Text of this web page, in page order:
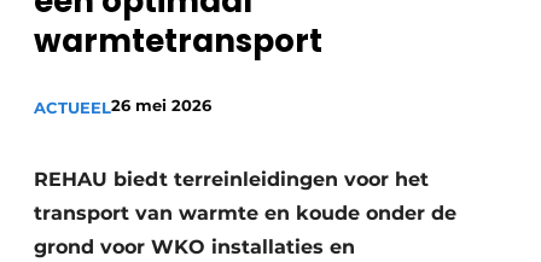
Vacature aanmelden
Video’s
Brandbeveiliging
Ventilatie
warmtetransport
ACTUEEL26 mei 2026
REHAU biedt terreinleidingen voor het
transport van warmte en koude onder de
grond voor WKO installaties en